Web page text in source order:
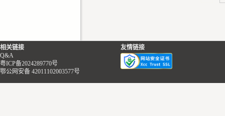
相关链接
Q&A
粤ICP备2024289770号
鄂公网安备 42011102003577号
友情链接